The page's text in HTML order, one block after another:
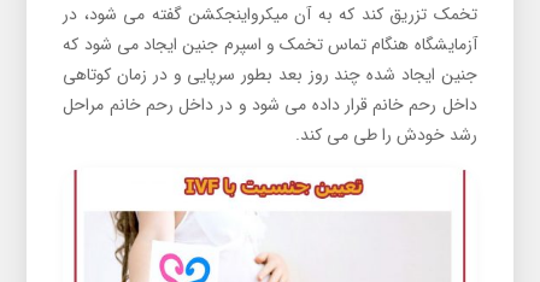
تخمک تزریق کند که به آن میکرواینجکشن گفته می شود، در
آزمایشگاه هنگام تماس تخمک و اسپرم جنین ایجاد می شود که
جنین ایجاد شده چند روز بعد بطور سرپایی و در زمان کوتاهی
داخل رحم خانم قرار داده می شود و در داخل رحم خانم مراحل
رشد خودش را طی می کند.